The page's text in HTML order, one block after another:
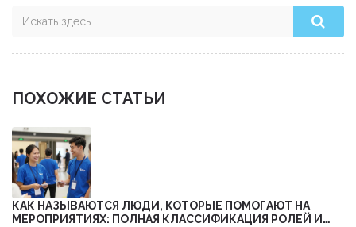
ПОХОЖИЕ СТАТЬИ
КАК НАЗЫВАЮТСЯ ЛЮДИ, КОТОРЫЕ ПОМОГАЮТ НА
МЕРОПРИЯТИЯХ: ПОЛНАЯ КЛАССИФИКАЦИЯ РОЛЕЙ И